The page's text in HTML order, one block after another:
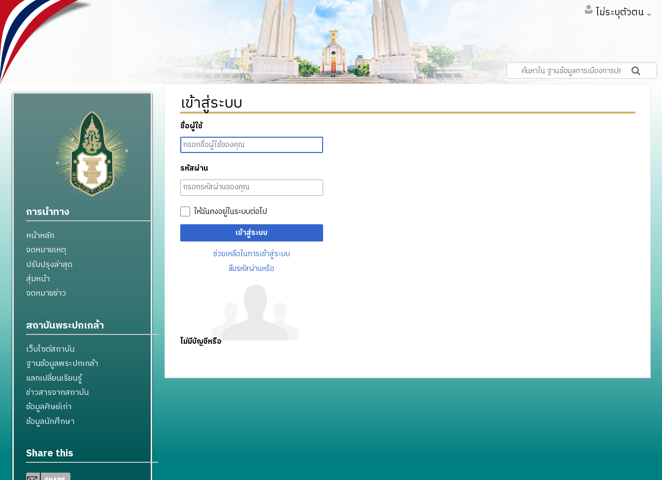
ไม่ระบุตัวตน
เข้าสู่ระบบ
ชื่อผู้ใช้
รหัสผ่าน
ให้ฉันคงอยู่ในระบบต่อไป
เข้าสู่ระบบ
ช่วยเหลือในการเข้าสู่ระบบ
ลืมรหัสผ่านหรือ
ไม่มีบัญชีหรือ
การนำทาง
หน้าหลัก
จดหมายเหตุ
ปรับปรุงล่าสุด
สุ่มหน้า
จดหมายข่าว
สถาบันพระปกเกล้า
เว็บไซต์สถาบัน
ฐานข้อมูลพระปกเกล้า
แลกเปลี่ยนเรียนรู้
ข่าวสารจากสถาบัน
ข้อมูลศิษย์เก่า
ข้อมูลนักศึกษา
Share this